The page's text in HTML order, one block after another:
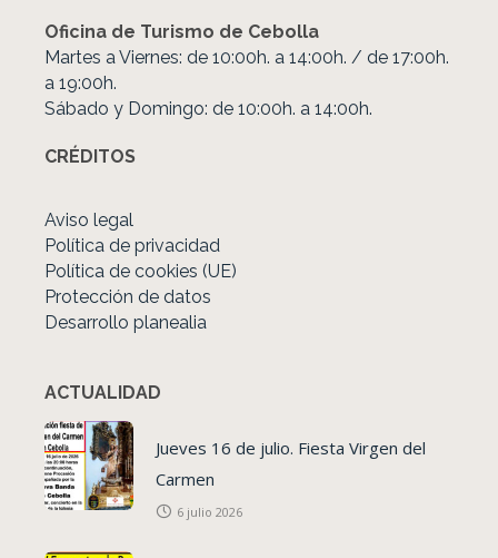
Oficina de Turismo de Cebolla
Martes a Viernes: de 10:00h. a 14:00h. / de 17:00h.
a 19:00h.
Sábado y Domingo: de 10:00h. a 14:00h.
CRÉDITOS
Aviso legal
Política de privacidad
Política de cookies (UE)
Protección de datos
Desarrollo planealia
ACTUALIDAD
Jueves 16 de julio. Fiesta Virgen del
Carmen
6 julio 2026